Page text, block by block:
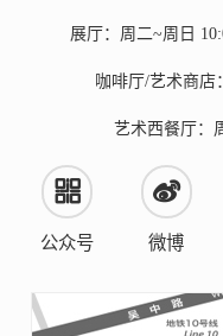
展厅：周二~周日
咖啡厅/艺术商店
艺术西餐厅：
公众号 微博